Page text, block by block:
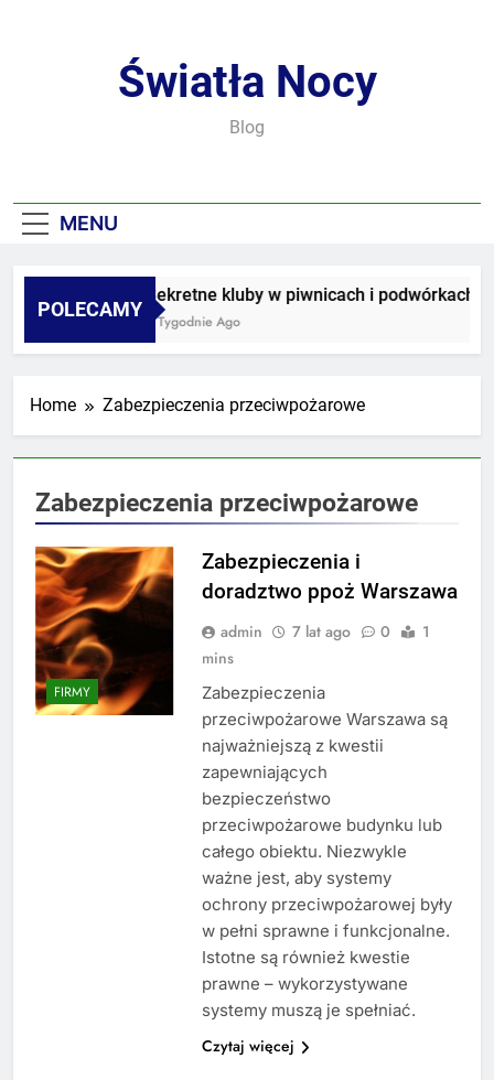
Światła Nocy
Blog
MENU
POLECAMY
Sekretne kluby w piwnicach i podwórkach
3 Tygodnie Ago
Home Zabezpieczenia przeciwpożarowe
Zabezpieczenia przeciwpożarowe
FIRMY
Zabezpieczenia i
doradztwo ppoż Warszawa
admin 7 lat ago 0
1
mins
Zabezpieczenia
przeciwpożarowe Warszawa są
najważniejszą z kwestii
zapewniających
bezpieczeństwo
przeciwpożarowe budynku lub
całego obiektu. Niezwykle
ważne jest, aby systemy
ochrony przeciwpożarowej były
w pełni sprawne i funkcjonalne.
Istotne są również kwestie
prawne – wykorzystywane
systemy muszą je spełniać.
Czytaj więcej